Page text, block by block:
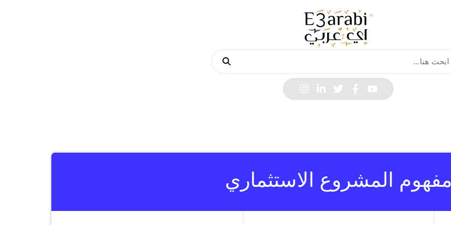
المشروع الاستثماري